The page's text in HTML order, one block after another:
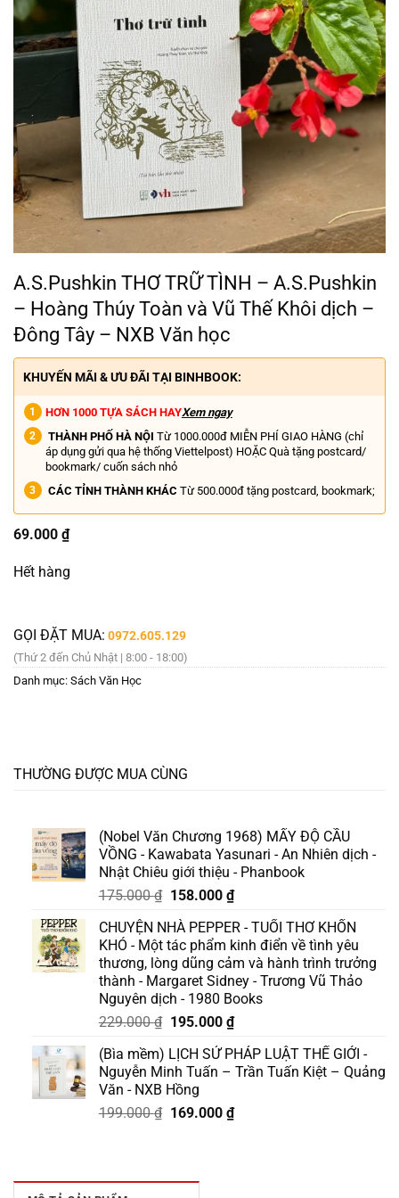
A.S.Pushkin THƠ TRỮ TÌNH – A.S.Pushkin
– Hoàng Thúy Toàn và Vũ Thế Khôi dịch –
Đông Tây – NXB Văn học
KHUYẾN MÃI & ƯU ĐÃI TẠI BINHBOOK:
HƠN 1000 TỰA SÁCH HAYXem ngay
THÀNH PHỐ HÀ NỘI Từ 1000.000đ MIỄN PHÍ GIAO HÀNG (chỉ
áp dụng gửi qua hệ thống Viettelpost) HOẶC Quà tặng postcard/
bookmark/ cuốn sách nhỏ
CÁC TỈNH THÀNH KHÁC Từ 500.000đ tặng postcard, bookmark;
69.000 ₫
Hết hàng
GỌI ĐẶT MUA: 0972.605.129
(Thứ 2 đến Chủ Nhật | 8:00 - 18:00)
Danh mục: Sách Văn Học
THƯỜNG ĐƯỢC MUA CÙNG
(Nobel Văn Chương 1968) MẤY ĐỘ CẦU
VỒNG - Kawabata Yasunari - An Nhiên dịch -
Nhật Chiêu giới thiệu - Phanbook
175.000₫ Giá
là:
175.000 ₫.
158.000 ₫Giá
tại
là:
158.000 ₫.
CHUYỆN NHÀ PEPPER - TUỔI THƠ KHỐN
KHÓ - Một tác phẩm kinh điển về tình yêu
thương, lòng dũng cảm và hành trình trưởng
thành - Margaret Sidney - Trương Vũ Thảo
Nguyên dịch - 1980 Books
229.000₫ Giá
là:
229.000 ₫.
195.000 ₫Giá
tại
là:
(Bìa mềm) LỊCH SỬ PHÁP LUẬT THẾ GIỚI -
Nguyễn Minh Tuấn – Trần Tuấn Kiệt – Quảng
Văn - NXB Hồng
199.000₫ Giá
169.000 ₫Giá